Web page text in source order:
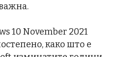
10 November 2021
како што е